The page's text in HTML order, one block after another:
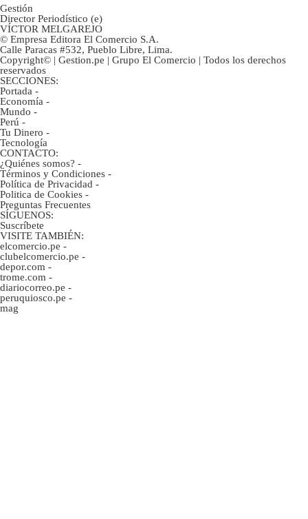
Gestión
Director Periodístico (e)
VÍCTOR MELGAREJO
© Empresa Editora El Comercio S.A.
Calle Paracas #532, Pueblo Libre, Lima.
Copyright© | Gestion.pe | Grupo El Comercio | Todos los derechos
reservados
SECCIONES:
Portada -
Economía -
Mundo -
Perú -
Tu Dinero -
Tecnología
CONTACTO:
¿Quiénes somos? -
Términos y Condiciones -
Política de Privacidad -
Politica de Cookies -
Preguntas Frecuentes
SÍGUENOS:
Suscríbete
VISITE TAMBIÉN:
elcomercio.pe -
clubelcomercio.pe -
depor.com -
trome.com -
diariocorreo.pe -
peruquiosco.pe -
mag